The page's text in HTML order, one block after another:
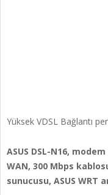
Yüksek VDSL Bağlantı
ASUS DSL-N16,
WAN, 300 Mbps
sunucusu, ASUS WRT